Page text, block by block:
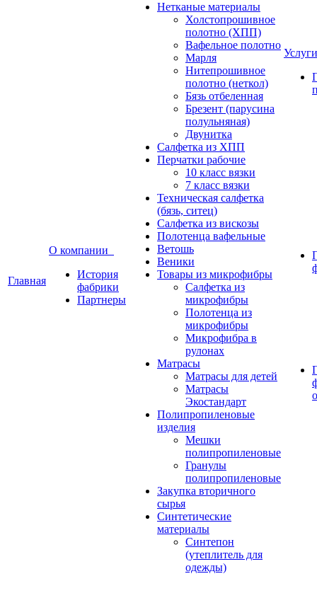
Главная
О компании
История
фабрики
Партнеры
Нетканые материалы
Холстопрошивное
полотно (ХПП)
Вафельное полотно
Марля
Нитепрошивное
полотно (неткол)
Бязь отбеленная
Брезент (парусина
полульняная)
Двунитка
Салфетка из ХПП
Перчатки рабочие
10 класс вязки
7 класс вязки
Техническая салфетка
(бязь, ситец)
Салфетка из вискозы
Полотенца вафельные
Ветошь
Веники
Товары из микрофибры
Салфетка из
микрофибры
Полотенца из
микрофибры
Микрофибра в
рулонах
Матрасы
Матрасы для детей
Матрасы
Экостандарт
Полипропиленовые
изделия
Мешки
полипропиленовые
Гранулы
полипропиленовые
Закупка вторичного
сырья
Синтетические
материалы
Синтепон
(утеплитель для
одежды)